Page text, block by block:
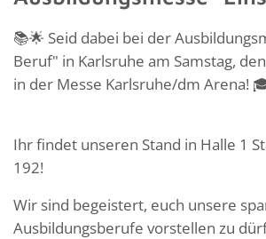
📚🌟 Seid dabei bei der
Beruf" in Karlsruhe am Samstag,
in der Messe Karlsruhe/dm Arena!
Ihr findet unseren Stand in Halle 1
192!
Wir sind begeistert, euch unsere
Ausbildungsberufe vorstellen zu